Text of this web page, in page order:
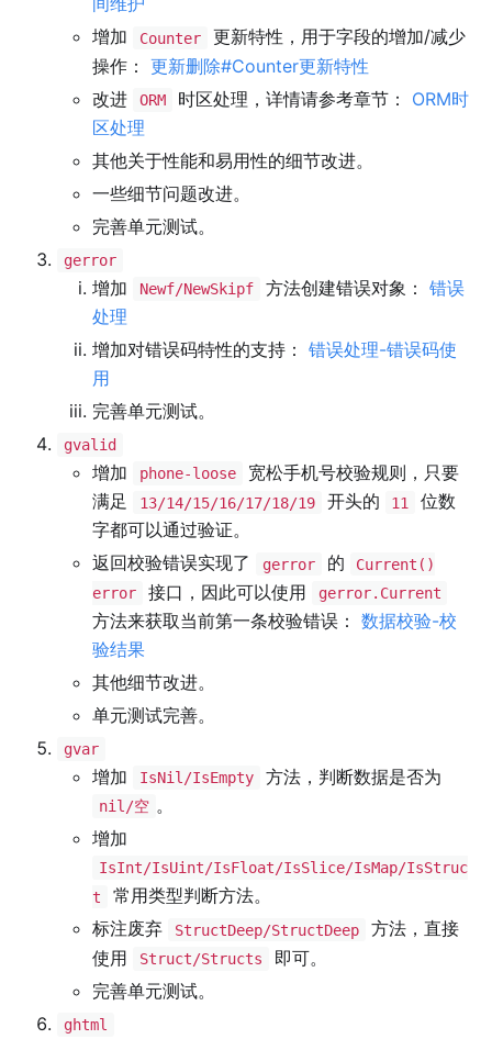
增加
Counter
更新特性，用于字段的增加/减少
操作： 更新删除#Counter更新特性
改进
ORM 时区处理，详情请参考章节： ORM时
区处理
其他关于性能和易用性的细节改进。
一些细节问题改进。
完善单元测试。
gerror
增加 Newf/NewSkipf 方法创建错误对象： 错误
处理
增加对错误码特性的支持： 错误处理-错误码使
用
完善单元测试。
gvalid
增加 phone-loose
宽松手机号校验规则，只要
满足
13/14/15/16/17/18/19 开头的 11
位数
字都可以通过验证。
返回校验错误实现了
gerror 的
Current()
error
接口，因此可以使用 gerror.Current
方法来获取当前第一条校验错误： 数据校验-校
验结果
其他细节改进。
单元测试完善。
gvar
增加 IsNil/IsEmpty 方法，判断数据是否为
nil/空 。
增加
IsInt/IsUint/IsFloat/IsSlice/IsMap/IsStruc
t
常用类型判断方法。
标注废弃
StructDeep/StructDeep
方法，直接
使用
Struct/Structs
即可。
完善单元测试。
ghtml